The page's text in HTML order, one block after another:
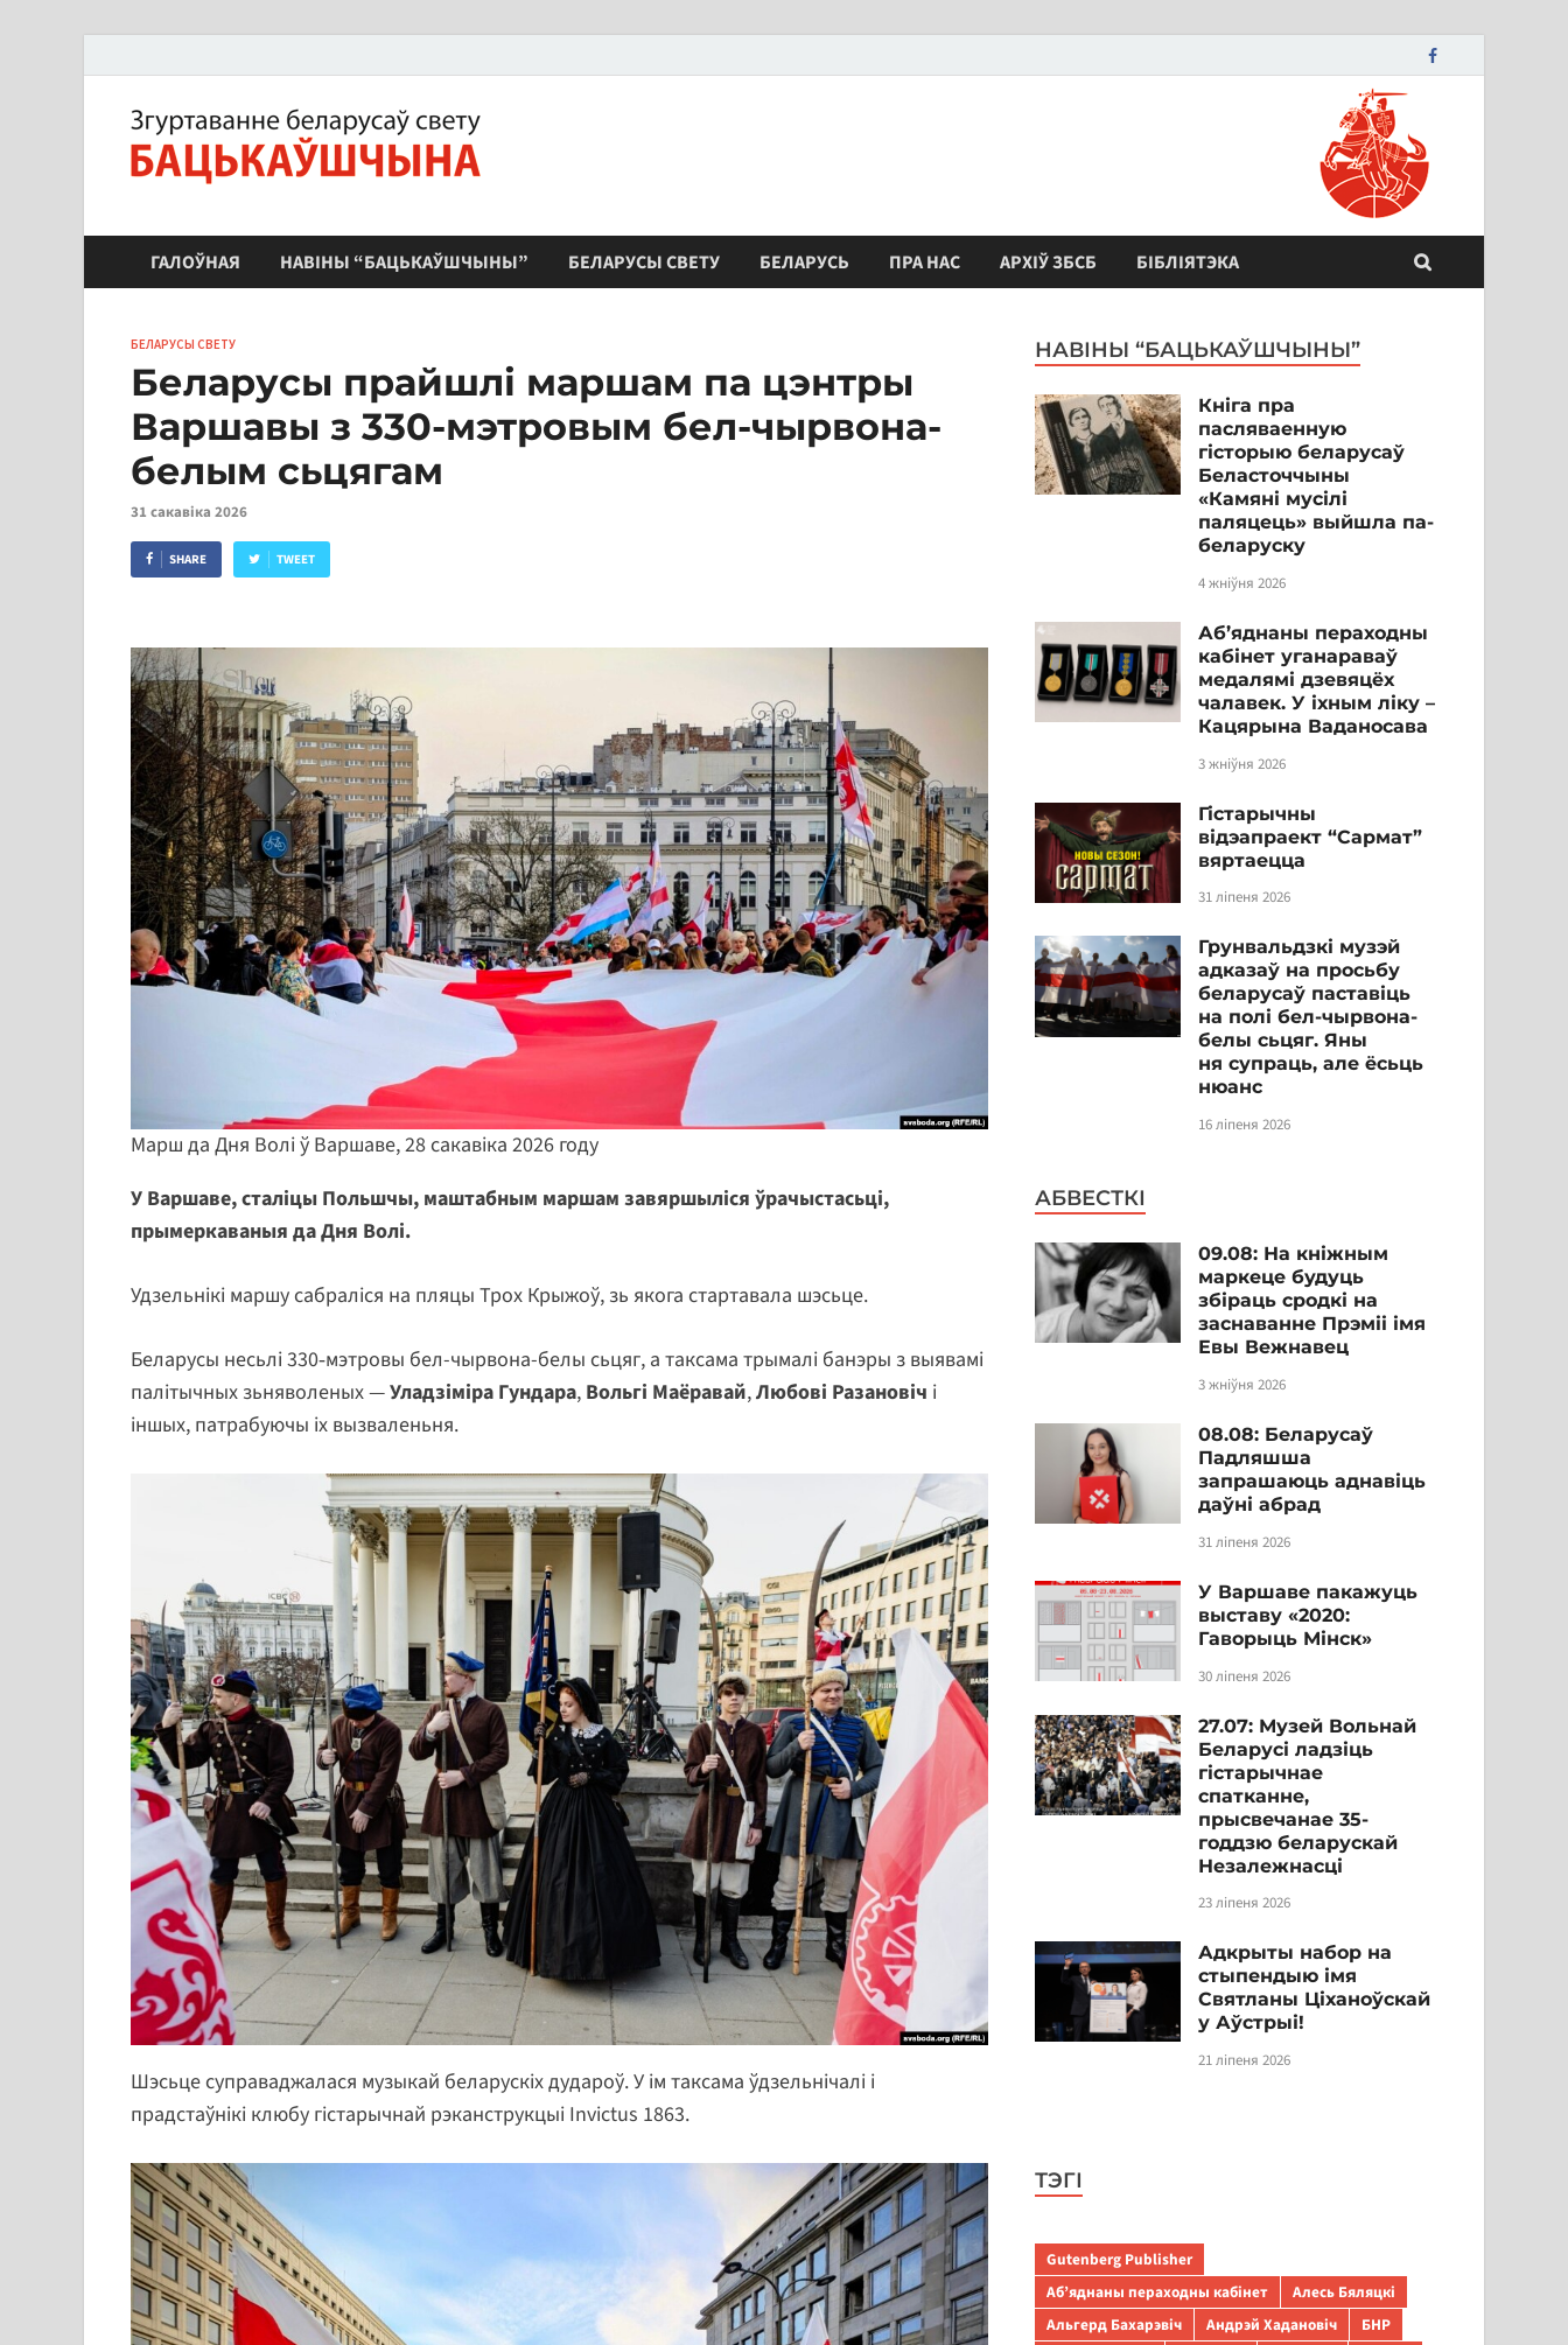
ЗБС "Бацькаўшчына"
ГАЛОЎНАЯ НАВІНЫ “БАЦЬКАЎШЧЫНЫ” БЕЛАРУСЫ СВЕТУ БЕЛАРУСЬ ПРА НАС АРХІЎ ЗБСБ БІБЛІЯТЭКА
БЕЛАРУСЫ СВЕТУ
Беларусы прайшлі маршам па цэнтры
Варшавы з 330-мэтровым бел-чырвона-
белым сьцягам
31 сакавіка 2026
SHARE TWEET
Марш да Дня Волі ў Варшаве, 28 сакавіка 2026 году
У Варшаве, сталіцы Польшчы, маштабным маршам завяршыліся ўрачыстасьці,
прымеркаваныя да Дня Волі.
Удзельнікі маршу сабраліся на пляцы Трох Крыжоў, зь якога стартавала шэсьце.
Беларусы несьлі 330‑мэтровы бел-чырвона-белы сьцяг, а таксама трымалі банэры з выявамі
палітычных зьняволеных —Уладзіміра Гундара, Вольгі Маёравай,Любові Разановіч і
іншых, патрабуючы іх вызваленьня.
Шэсьце суправаджалася музыкай беларускіх дудароў. У ім таксама ўдзельнічалі і
прадстаўнікі клюбу гістарычнай рэканструкцыі Invictus 1863.
НАВІНЫ “БАЦЬКАЎШЧЫНЫ”
Кніга пра
пасляваенную
гісторыю беларусаў
Беласточчыны
«Камяні мусілі
паляцець» выйшла па-
беларуску
4 жніўня 2026
Аб’яднаны пераходны
кабінет уганараваў
медалямі дзевяцёх
чалавек. У іхным ліку –
Кацярына Ваданосава
3 жніўня 2026
Гістарычны
відэапраект “Сармат”
вяртаецца
31 ліпеня 2026
Грунвальдзкі музэй
адказаў на просьбу
беларусаў паставіць
на полі бел-чырвона-
белы сьцяг. Яны
ня супраць, але ёсьць
нюанс
16 ліпеня 2026
АБВЕСТКІ
09.08: На кніжным
маркеце будуць
збіраць сродкі на
заснаванне Прэміі імя
Евы Вежнавец
3 жніўня 2026
08.08: Беларусаў
Падляшша
запрашаюць аднавіць
даўні абрад
31 ліпеня 2026
У Варшаве пакажуць
выставу «2020:
Гаворыць Мінск»
30 ліпеня 2026
27.07: Музей Вольнай
Беларусі ладзіць
гістарычнае
спатканне,
прысвечанае 35-
годдзю беларускай
Незалежнасці
23 ліпеня 2026
Адкрыты набор на
стыпендыю імя
Святланы Ціханоўскай
у Аўстрыі!
21 ліпеня 2026
ТЭГІ
Gutenberg Publisher
Аб’яднаны пераходны кабінет
Алесь Бяляцкі
Альгерд Бахарэвіч
Андрэй Хадановіч
БНР